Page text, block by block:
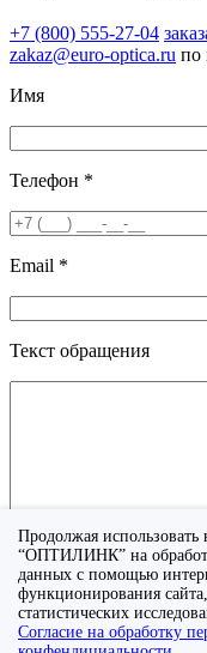
Продолжая
“ОПТИЛИНК” на
данных с помощью
функционирования
статистических
Согласие на обработку
+7 (800) 555-27-04
zakaz@euro-optica.ru по
Имя
Телефон *
Email *
Текст обращения
Я принимаю
Отправить